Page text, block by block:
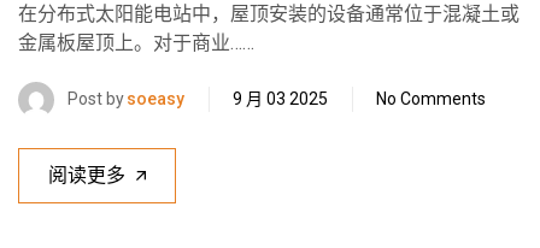
在分布式太阳能电站中，屋顶安装的设备通常位于混凝土或
金属板屋顶上。对于商业……
Post bysoeasy 9 月 03 2025 No Comments
阅读更多